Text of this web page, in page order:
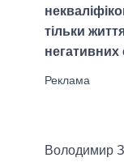
тільки
негативних
Володимир